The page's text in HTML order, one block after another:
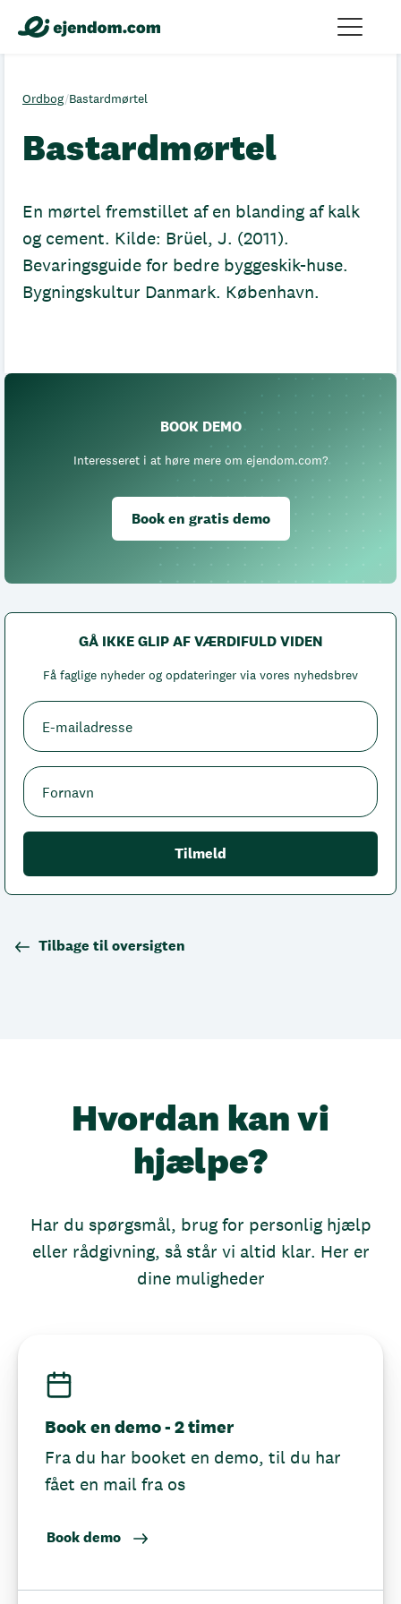
Ordbog/Bastardmørtel
Bastardmørtel
En mørtel fremstillet af en blanding af kalk
og cement. Kilde: Brüel, J. (2011).
Bevaringsguide for bedre byggeskik-huse.
Bygningskultur Danmark. København.
BOOK DEMO
Interesseret i at høre mere om ejendom.com?
Book en gratis demo
GÅ IKKE GLIP AF VÆRDIFULD VIDEN
Få faglige nyheder og opdateringer via vores nyhedsbrev
Tilbage til oversigten
Hvordan kan vi
hjælpe?
Har du spørgsmål, brug for personlig hjælp
eller rådgivning, så står vi altid klar. Her er
dine muligheder
Book en demo - 2 timer
Fra du har booket en demo, til du har
fået en mail fra os
Book demo